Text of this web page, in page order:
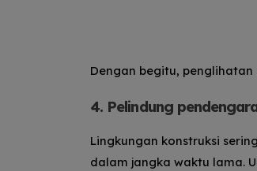
Dengan begitu,
4. Pelindung
Lingkungan konstruksi
dalam jangka waktu lama.